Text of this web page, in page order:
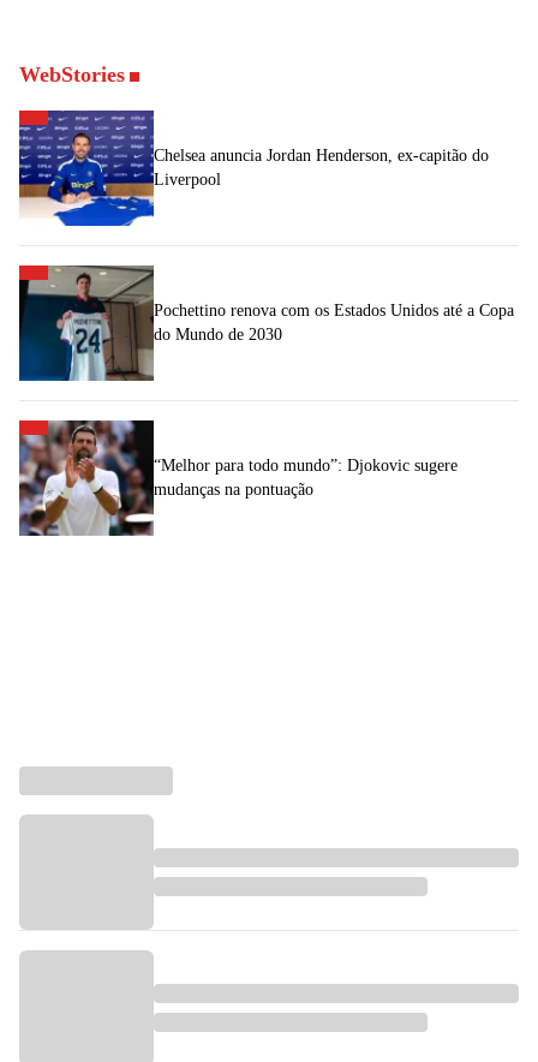
WebStories
Chelsea anuncia Jordan Henderson, ex-capitão do
Liverpool
Pochettino renova com os Estados Unidos até a Copa
do Mundo de 2030
“Melhor para todo mundo”: Djokovic sugere
mudanças na pontuação